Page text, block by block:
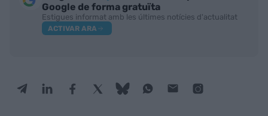
Google de forma gratuïta
Estigues informat amb les últimes notícies d'actualitat
ACTIVAR ARA